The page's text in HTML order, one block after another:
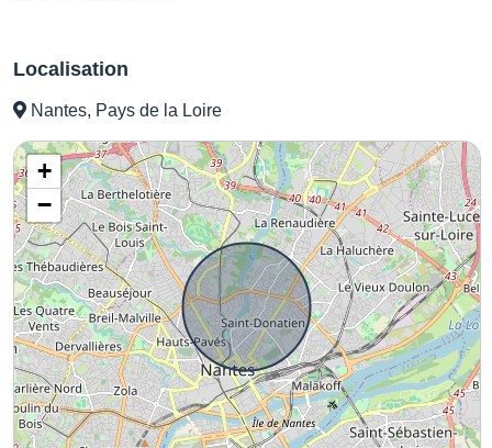
Localisation
Nantes, Pays de la Loire
+
−